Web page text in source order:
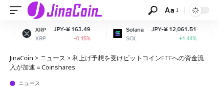
Aa
¥ 163.49
-0.15%
Solana
SOL
JPY-¥ 12,061.51
+1.44%
Dogecoin
DOGE
JinaCoin > ニュース > 利上げ予想を受けビットコインETFへの資金流
入が加速＝Coinshares
ニュース